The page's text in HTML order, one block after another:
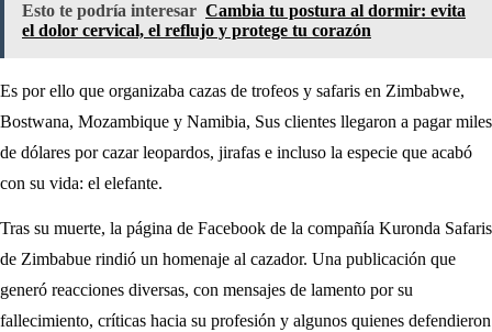
Esto te podría interesar Cambia tu postura al dormir: evita
el dolor cervical, el reflujo y protege tu corazón
Es por ello que organizaba cazas de trofeos y safaris en Zimbabwe,
Bostwana, Mozambique y Namibia, Sus clientes llegaron a pagar miles
de dólares por cazar leopardos, jirafas e incluso la especie que acabó
con su vida: el elefante.
Tras su muerte, la página de Facebook de la compañía Kuronda Safaris
de Zimbabue rindió un homenaje al cazador. Una publicación que
generó reacciones diversas, con mensajes de lamento por su
fallecimiento, críticas hacia su profesión y algunos quienes defendieron